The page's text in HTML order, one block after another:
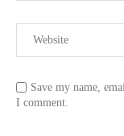
Save my name,
I comment.